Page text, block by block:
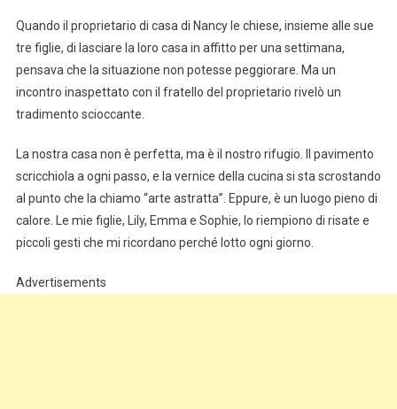
Quando il proprietario di casa di Nancy le chiese, insieme alle sue
tre figlie, di lasciare la loro casa in affitto per una settimana,
pensava che la situazione non potesse peggiorare. Ma un
incontro inaspettato con il fratello del proprietario rivelò un
tradimento scioccante.
La nostra casa non è perfetta, ma è il nostro rifugio. Il pavimento
scricchiola a ogni passo, e la vernice della cucina si sta scrostando
al punto che la chiamo “arte astratta”. Eppure, è un luogo pieno di
calore. Le mie figlie, Lily, Emma e Sophie, lo riempiono di risate e
piccoli gesti che mi ricordano perché lotto ogni giorno.
Advertisements